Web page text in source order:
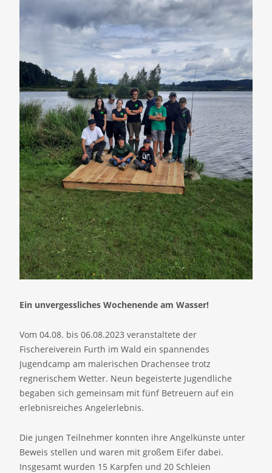
Ein unvergessliches Wochenende am Wasser!
Vom 04.08. bis 06.08.2023 veranstaltete der
Fischereiverein Furth im Wald ein spannendes
Jugendcamp am malerischen Drachensee trotz
regnerischem Wetter. Neun begeisterte Jugendliche
begaben sich gemeinsam mit fünf Betreuern auf ein
erlebnisreiches Angelerlebnis.
Die jungen Teilnehmer konnten ihre Angelkünste unter
Beweis stellen und waren mit großem Eifer dabei.
Insgesamt wurden 15 Karpfen und 20 Schleien